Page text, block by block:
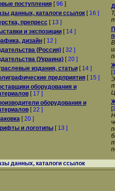
поступления[96 ]
данных, каталоги ссылок[ 16 ]
препресс[ 13 ]
и экспозиции[ 14 ]
дизайн[ 12 ]
(Россия)[32 ]
(Украина)[20 ]
издания, статьи[ 14 ]
предприятия[ 15 ]
оборудования и
[ 17 ]
оборудования и
[22 ]
[20 ]
и логотипы[ 13 ]
[
[
данных, каталоги ссылок